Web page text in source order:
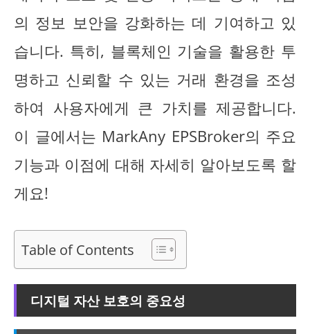
의 정보 보안을 강화하는 데 기여하고 있
습니다. 특히, 블록체인 기술을 활용한 투
명하고 신뢰할 수 있는 거래 환경을 조성
하여 사용자에게 큰 가치를 제공합니다.
이 글에서는 MarkAny EPSBroker의 주요
기능과 이점에 대해 자세히 알아보도록 할
게요!
Table of Contents
디지털 자산 보호의 중요성